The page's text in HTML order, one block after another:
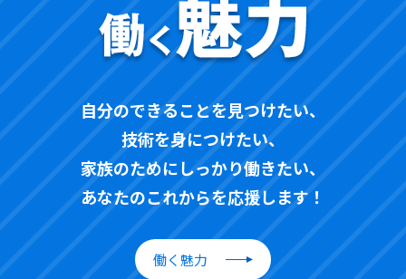
自分のできることを見つけたい、
技術を身につけたい、
家族のためにしっかり働きたい、
あなたのこれからを応援します！
働く魅力